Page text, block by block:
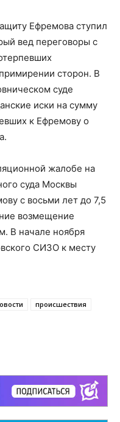
Ефремова ступил
вед переговоры с
сторон. В
суде
иски на сумму
к Ефремову о
жалобе на
суда Москвы
с восьми лет до 7,5
возмещение
В начале ноября
СИЗО к месту
происшествия